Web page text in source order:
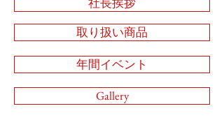
取り扱い商品
年間イベント
Gallery